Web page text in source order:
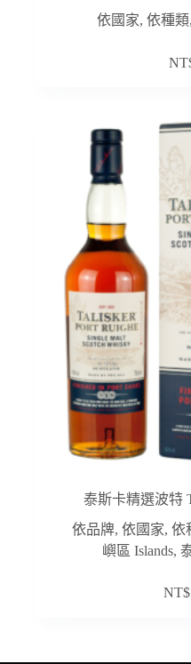
依國家,依種類,
泰斯卡精選波特
依品牌,依國家,依
嶼區 Islands,
NT$